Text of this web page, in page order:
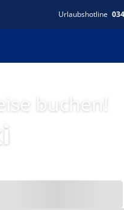
Urlaubshotline
buchen!